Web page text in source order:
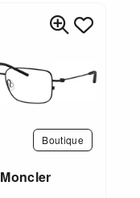
Boutique
Moncler